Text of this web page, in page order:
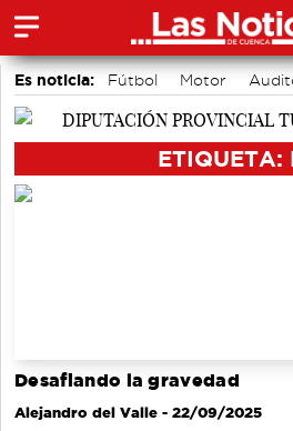
Es noticia: Fútbol Motor
Bádminton
Área de Deportes
ETIQUETA:
Desafiando la gravedad
Alejandro del Valle - 22/09/2025